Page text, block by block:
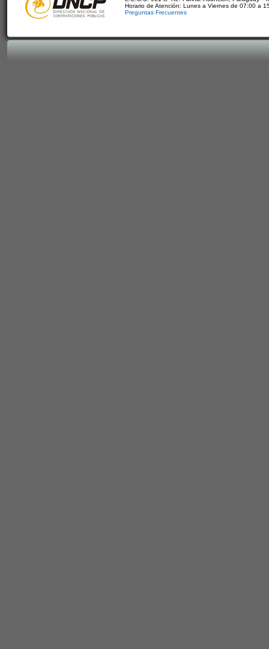
Horario de Atención: Lunes a Viernes de 07:00 a
Preguntas Frecuentes